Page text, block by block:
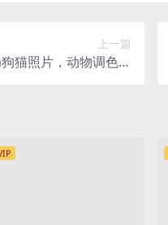
上一篇
猫照片，动物调色预